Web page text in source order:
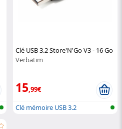
Clé USB 3.2 Store'N'Go V3 - 16 Go
Verbatim
15,99€
Clé mémoire USB 3.2